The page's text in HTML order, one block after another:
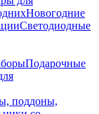
Новогодние
Светодиодные
Подарочные
поддоны,